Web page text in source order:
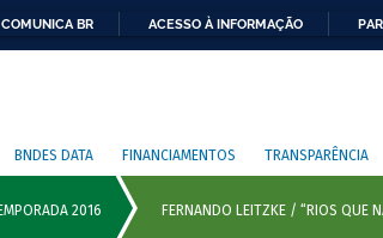
COMUNICA BR ACESSO À INFORMAÇÃO
BNDES DATA FINANCIAMENTOS TRANSPARÊNCIA